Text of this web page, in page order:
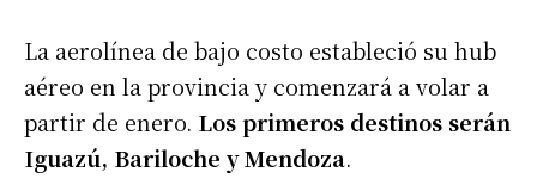
La aerolínea de bajo costo estableció su hub
aéreo en la provincia y comenzará a volar a
partir de enero. Los primeros destinos serán
Iguazú, Bariloche y Mendoza.